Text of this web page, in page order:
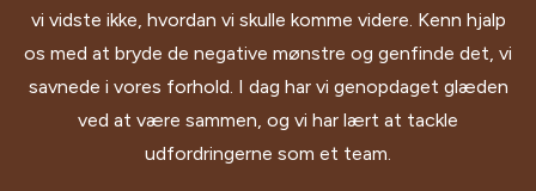
vi vidste ikke, hvordan vi skulle komme videre. Kenn hjalp
os med at bryde de negative mønstre og genfinde det, vi
savnede i vores forhold. I dag har vi genopdaget glæden
ved at være sammen, og vi har lært at tackle
udfordringerne som et team.